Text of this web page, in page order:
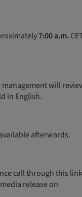
7:00 a.m.
will
in English.
afterwards.
call through this
release on